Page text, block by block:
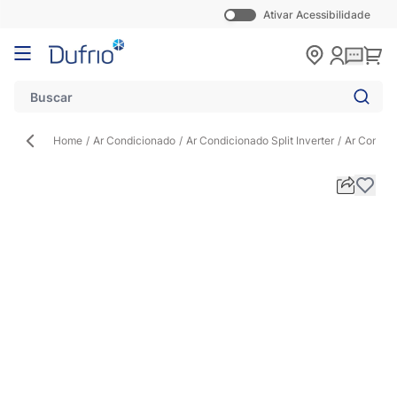
Ativar Acessibilidade
Pular para o conteúdo
Home / Ar Condicionado / Ar Condicionado Split Inverter / Ar